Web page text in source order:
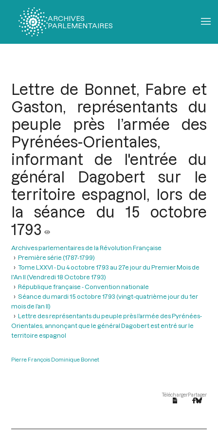
ARCHIVES
PARLEMENTAIRES
Lettre de Bonnet, Fabre et
Gaston, représentants du
peuple près l’armée des
Pyrénées-Orientales,
informant de l'entrée du
général Dagobert sur le
territoire espagnol, lors de
la séance du 15 octobre
1793
Archives parlementaires de la Révolution Française
Première série (1787-1799)
Tome LXXVI - Du 4 octobre 1793 au 27e jour du Premier Mois de
l'An II (Vendredi 18 Octobre 1793)
République française - Convention nationale
Séance du mardi 15 octobre 1793 (vingt-quatrième jour du 1er
mois de l’an II)
Lettre des représentants du peuple près l’armée des Pyrénées-
Orientales, annonçant que le général Dagobert est entré sur le
territoire espagnol
Pierre François Dominique Bonnet
TéléchargerPartager